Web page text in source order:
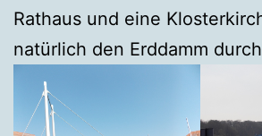
Rathaus und eine
natürlich den Erddamm